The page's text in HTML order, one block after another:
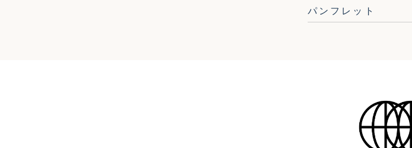
パンフレット